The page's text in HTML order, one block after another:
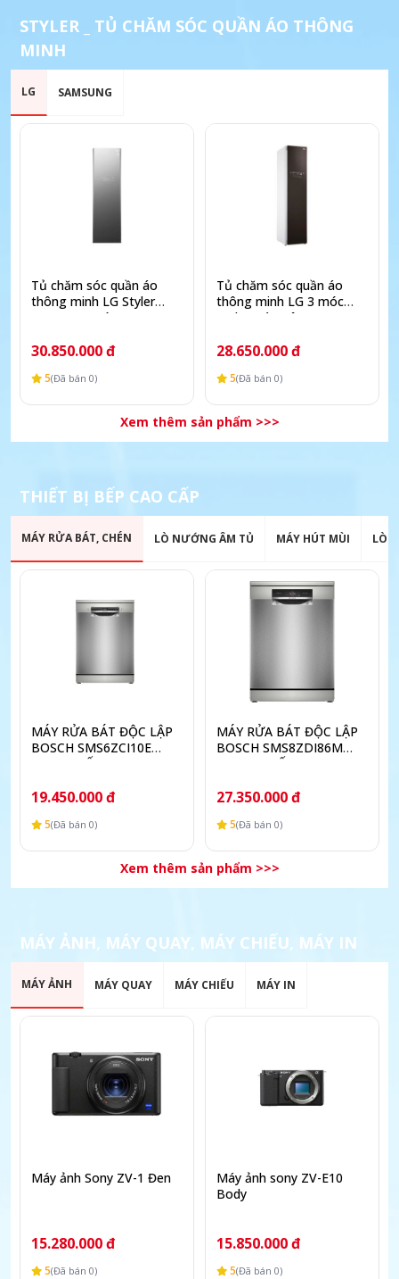
STYLER _ TỦ CHĂM SÓC QUẦN ÁO THÔNG
MINH
LG SAMSUNG
Tủ chăm sóc quần áo
thông minh LG Styler
Inverter 5 móc S5MB
30.850.000 đ
5(Đã bán 0)
Tủ chăm sóc quần áo
thông minh LG 3 móc
Styler màu nâu S3RF
28.650.000 đ
5(Đã bán 0)
Xem thêm sản phẩm >>>
THIẾT BỊ BẾP CAO CẤP
MÁY RỬA BÁT, CHÉN LÒ NƯỚNG ÂM TỦ MÁY HÚT MÙI LÒ
MÁY RỬA BÁT ĐỘC LẬP
BOSCH SMS6ZCI10E
SERIE 6 SẤY ZEOLITH
19.450.000 đ
5(Đã bán 0)
MÁY RỬA BÁT ĐỘC LẬP
BOSCH SMS8ZDI86M
SERIES 8 SẤY ZEOLITH
27.350.000 đ
5(Đã bán 0)
Xem thêm sản phẩm >>>
MÁY ẢNH, MÁY QUAY, MÁY CHIẾU, MÁY IN
MÁY ẢNH MÁY QUAY MÁY CHIẾU MÁY IN
Máy ảnh Sony ZV-1 Đen
15.280.000 đ
5(Đã bán 0)
Máy ảnh sony ZV-E10
Body
15.850.000 đ
5(Đã bán 0)